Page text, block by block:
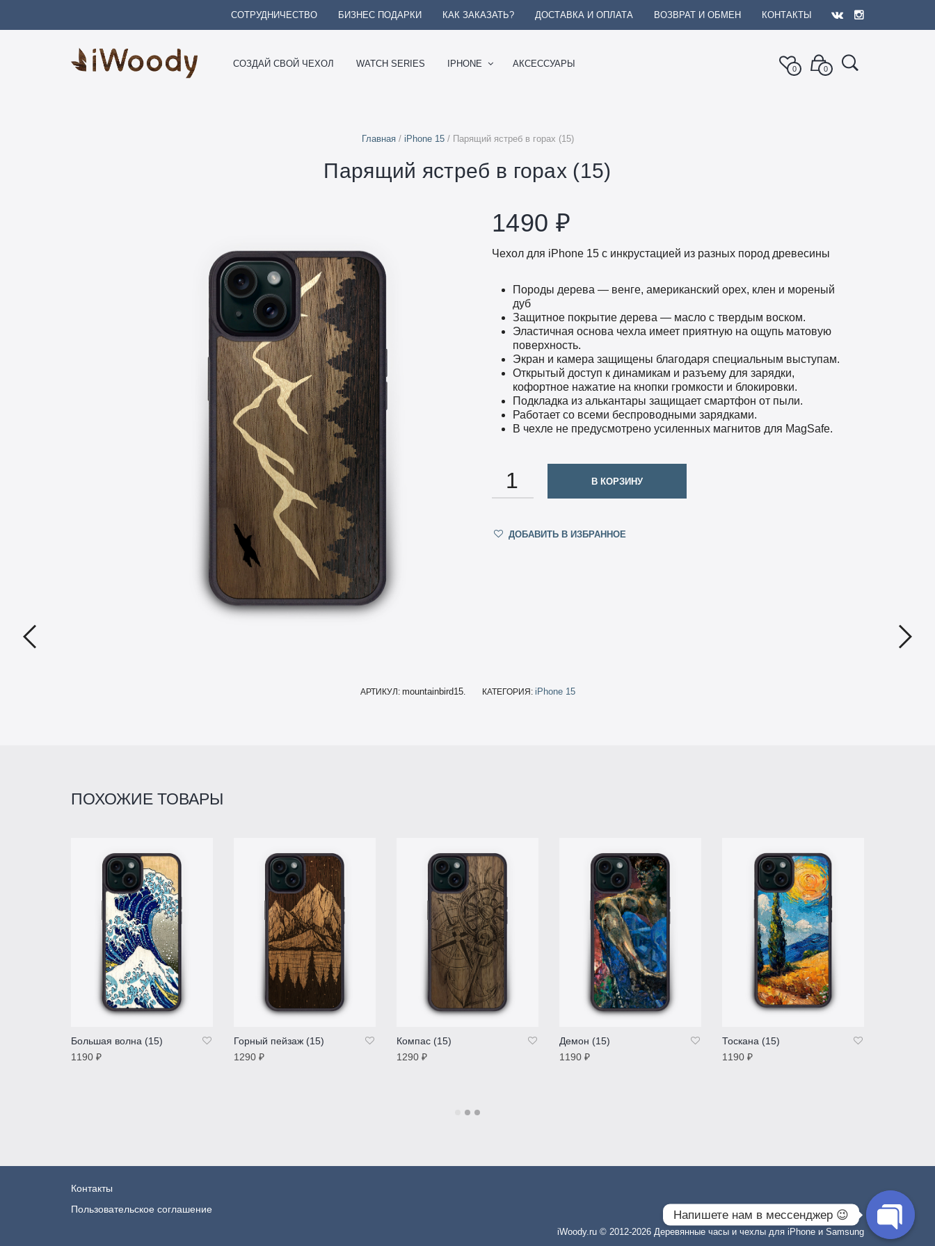
СОТРУДНИЧЕСТВО БИЗНЕС ПОДАРКИ КАК ЗАКАЗАТЬ? ДОСТАВКА И ОПЛАТА ВОЗВРАТ И ОБМЕН КОНТАКТЫ
СОЗДАЙ СВОЙ ЧЕХОЛ WATCH SERIES IPHONE АКСЕССУАРЫ 0 0
Главная/ iPhone 15/ Парящий ястреб в горах (15)
Парящий ястреб в горах (15)
1490 ₽
Чехол для iPhone 15 с инкрустацией из разных пород древесины
Породы дерева — венге, американский орех, клен и мореный
дуб
Защитное покрытие дерева — масло с твердым воском.
Эластичная основа чехла имеет приятную на ощупь матовую
поверхность.
Экран и камера защищены благодаря специальным выступам.
Открытый доступ к динамикам и разъему для зарядки,
кофортное нажатие на кнопки громкости и блокировки.
Подкладка из алькантары защищает смартфон от пыли.
Работает со всеми беспроводными зарядками.
В чехле не предусмотрено усиленных магнитов для MagSafe.
КОЛИЧЕСТВО
В КОРЗИНУ
ДОБАВИТЬ В ИЗБРАННОЕ
АРТИКУЛ: mountainbird15. КАТЕГОРИЯ: iPhone 15
ПОХОЖИЕ ТОВАРЫ
Большая волна (15)
1190 ₽
Горный пейзаж (15)
1290 ₽
Компас (15)
1290 ₽
Демон (15)
1190 ₽
Тоскана (15)
1190 ₽
Контакты
Пользовательское соглашение
iWoody.ru © 2012-2026 Деревянные часы и чехлы для iPhone и Samsung
Напишете нам в мессенджер 😉